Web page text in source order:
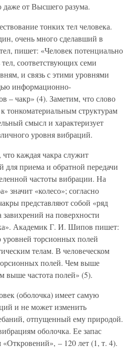
от Высшего разума.
тонких тел человека.
очень много сделавший в
пишет: «Человек потенциально
соответствующих семи
и связь с этими уровнями
информационно-
– чакр» (4). Заметим, что слово
тонкоматериальным структурам
смысл и характеризует
уровня вибраций.
каждая чакра служит
для приема и обратной передачи
частоты вибрации. На
значит «колесо»; согласно
представляют собой «ряд
на поверхности
Академик Г. И. Шипов пишет:
уровней торсионных полей
телам. В человеческом
полей. Чем выше
выше частота полей» (5).
(оболочка) имеет самую
и не может изменить
отпущенный ему природой.
оболочка. Ее запас
– 120 лет (1, т. 4).